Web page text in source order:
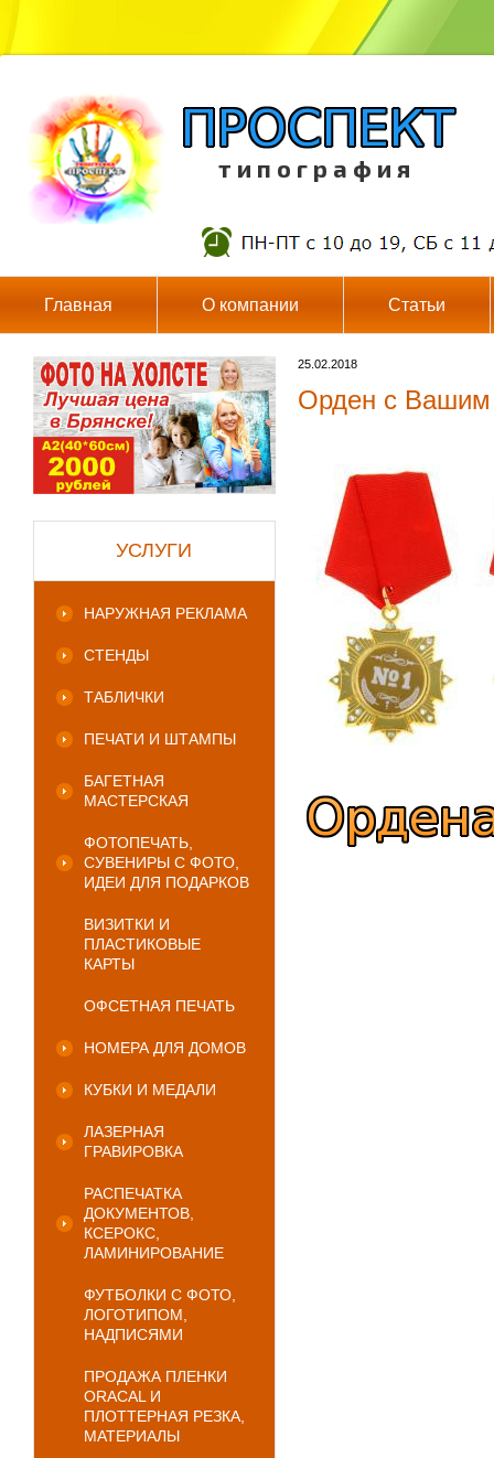
т и п о г р а ф и я
Главная О компании Статьи
УСЛУГИ
НАРУЖНАЯ РЕКЛАМА
СТЕНДЫ
ТАБЛИЧКИ
ПЕЧАТИ И ШТАМПЫ
БАГЕТНАЯ
МАСТЕРСКАЯ
ФОТОПЕЧАТЬ,
СУВЕНИРЫ С ФОТО,
ИДЕИ ДЛЯ ПОДАРКОВ
ВИЗИТКИ И
ПЛАСТИКОВЫЕ
КАРТЫ
ОФСЕТНАЯ ПЕЧАТЬ
НОМЕРА ДЛЯ ДОМОВ
КУБКИ И МЕДАЛИ
ЛАЗЕРНАЯ
ГРАВИРОВКА
РАСПЕЧАТКА
ДОКУМЕНТОВ,
КСЕРОКС,
ЛАМИНИРОВАНИЕ
ФУТБОЛКИ С ФОТО,
ЛОГОТИПОМ,
НАДПИСЯМИ
ПРОДАЖА ПЛЕНКИ
ORACAL И
ПЛОТТЕРНАЯ РЕЗКА,
МАТЕРИАЛЫ
25.02.2018
Орден с Вашим